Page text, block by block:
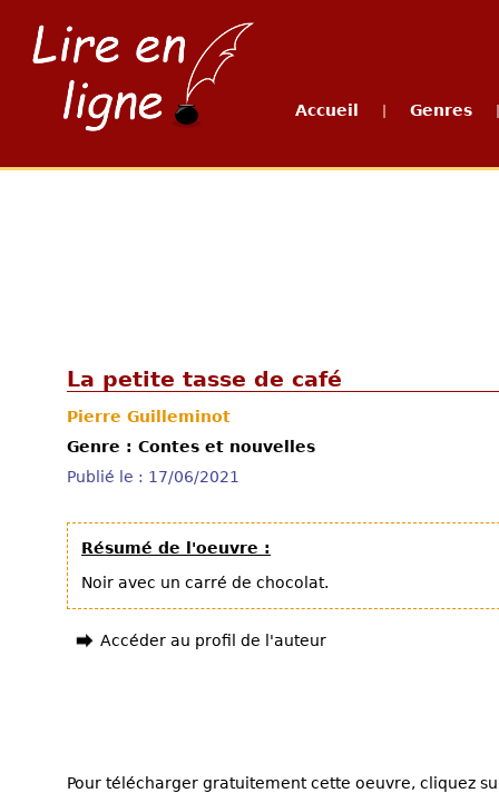
Accueil Genres
La petite tasse de café
Pierre Guilleminot
Genre : Contes et nouvelles
Publié le : 17/06/2021
Résumé de l'oeuvre :
Noir avec un carré de chocolat.
Accéder au profil de l'auteur
Pour télécharger gratuitement cette oeuvre, cliquez